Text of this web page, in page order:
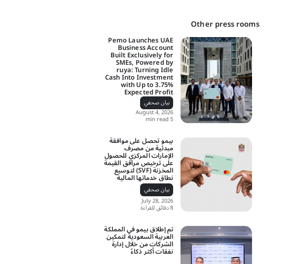
Other press rooms
Pemo Launches UAE
Business Account
Built Exclusively for
SMEs, Powered by
ruya: Turning Idle
Cash Into Investment
with Up to 3.75%
Expected Profit
بيان صحفي
August 4, 2026
5 min read
بيمو تحصل على موافقة
مبدئية من مصرف
الإمارات المركزي للحصول
على ترخيص مرافق القيمة
المخزنة (SVF) لتوسيع
نطاق خدماتها المالية
بيان صحفي
July 28, 2026
8 دقائق للقراءة
تم إطلاق بيمو في المملكة
العربية السعودية لتمكين
الشركات من خلال إدارة
نفقات أكثر ذكاءً